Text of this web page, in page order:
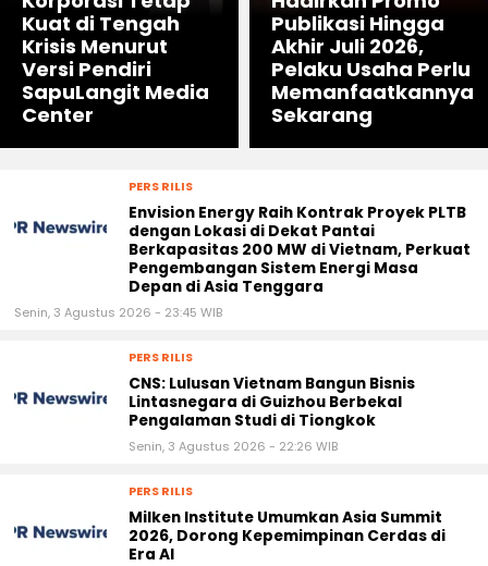
Kuat di Tengah
Krisis Menurut
Versi Pendiri
SapuLangit Media
Center
Publikasi Hingga
Akhir Juli 2026,
Pelaku Usaha Perlu
Memanfaatkannya
Sekarang
PERS RILIS
Envision Energy Raih Kontrak Proyek PLTB
dengan Lokasi di Dekat Pantai
Berkapasitas 200 MW di Vietnam, Perkuat
Pengembangan Sistem Energi Masa
Depan di Asia Tenggara
Senin, 3 Agustus 2026 - 23:45 WIB
PERS RILIS
CNS: Lulusan Vietnam Bangun Bisnis
Lintasnegara di Guizhou Berbekal
Pengalaman Studi di Tiongkok
Senin, 3 Agustus 2026 - 22:26 WIB
PERS RILIS
Milken Institute Umumkan Asia Summit
2026, Dorong Kepemimpinan Cerdas di
Era AI